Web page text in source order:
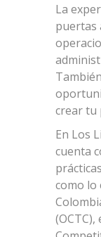
La
puertas
crear tu
En Los
cuenta
como lo